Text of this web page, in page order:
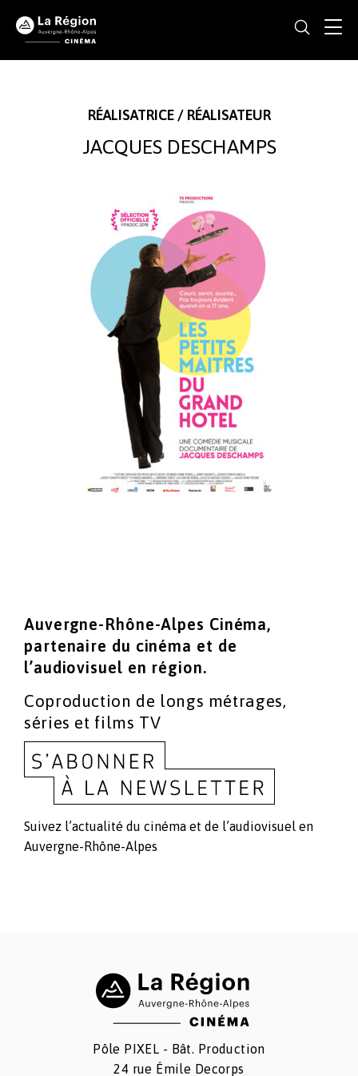
RÉALISATRICE / RÉALISATEUR
JACQUES DESCHAMPS
Auvergne-Rhône-Alpes Cinéma,
partenaire du cinéma et de
l’audiovisuel en région.
Coproduction de longs métrages,
séries et films TV
Suivez l’actualité du cinéma et de l’audiovisuel en
Auvergne-Rhône-Alpes
Pôle PIXEL - Bât. Production
24 rue Émile Decorps